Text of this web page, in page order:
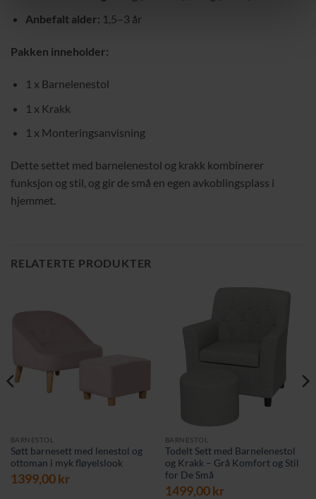
Anbefalt alder: 1,5–3 år
Pakken inneholder:
1 x Barnelenestol
1 x Krakk
1 x Monteringsanvisning
Dette settet med barnelenestol og krakk kombinerer
funksjon og stil, og gir de små en egen avkoblingsplass i
hjemmet.
RELATERTE PRODUKTER
BARNESTOL
Søtt barnesett med lenestol og
ottoman i myk fløyelslook
1399,00kr
BARNESTOL
Todelt Sett med Barnelenestol
og Krakk – Grå Komfort og Stil
for De Små
1499,00kr